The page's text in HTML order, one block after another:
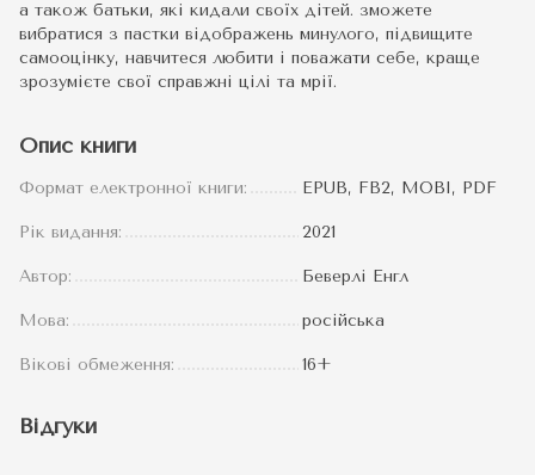
а також батьки, які кидали своїх дітей. зможете
вибратися з пастки відображень минулого, підвищите
самооцінку, навчитеся любити і поважати себе, краще
зрозумієте свої справжні цілі та мрії.
Опис книги
Формат електронної книги: EPUB, FB2, MOBI, PDF
Рік видання: 2021
Автор: Беверлі Енгл
Мова: російська
Вікові обмеження: 16+
Відгуки